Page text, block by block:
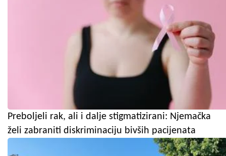
Preboljeli rak, ali i dalje stigmatizirani: Njemačka
želi zabraniti diskriminaciju bivših pacijenata